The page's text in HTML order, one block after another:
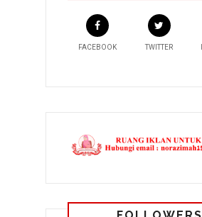
FACEBOOK TWITTER